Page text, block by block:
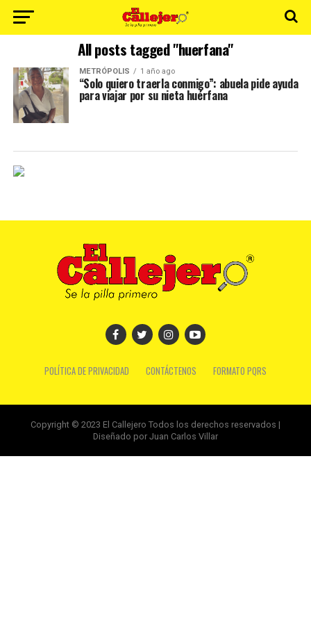
All posts tagged "huerfana"
METRÓPOLIS 1 año ago
“Solo quiero traerla conmigo”: abuela pide ayuda
para viajar por su nieta huérfana
POLÍTICA DE PRIVACIDAD CONTÁCTENOS FORMATO PQRS
Copyright © 2023 El Callejero Todos los derechos reservados |
Diseñado por Juan Carlos Villar